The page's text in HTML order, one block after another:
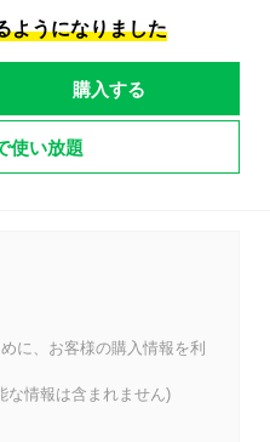
ようになりました
購入する
使い放題
に、お客様の購入情報を利
な情報は含まれません)